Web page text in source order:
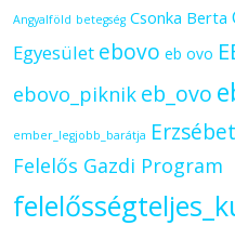
Angyalföld betegség Csonka Berta
Egyesület ebovo eb ovo
ebovo_piknik eb_ovo
ember_legjobb_barátja
Felelős Gazdi Program